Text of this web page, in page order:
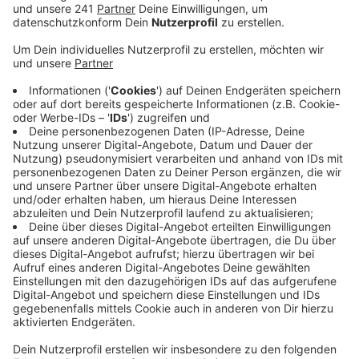
Veröffentlicht:Dienstag, 22.03.2022 15:04
Anzeige
260 Analysen macht die EVL pro Jahr – und die
Ergebnisse zeigen: alle Grenzwerte werden
eingehalten – auch in Bezug auf bestimmte
chemische Stoffe, die nach der Explosion in der
Müllverbrennungsanlage in Bürrig in den Rhein gelangt
waren. Deshalb hatte es Anfang des Jahres viel
Verunsicherungen geben. Das Leverkusener
Trinkwasser wird laut EVL aber nicht nur streng
kontrolliert. Es ist auch ausreichend vorhanden. Durch
den vielen Regen der letzten Monate sind die
Wasserreserven in der Großen Dhünntalsperre und
auch das Grundwasservorkommen im Wasserwerk in
Rheindorf stabil, so die EVL.